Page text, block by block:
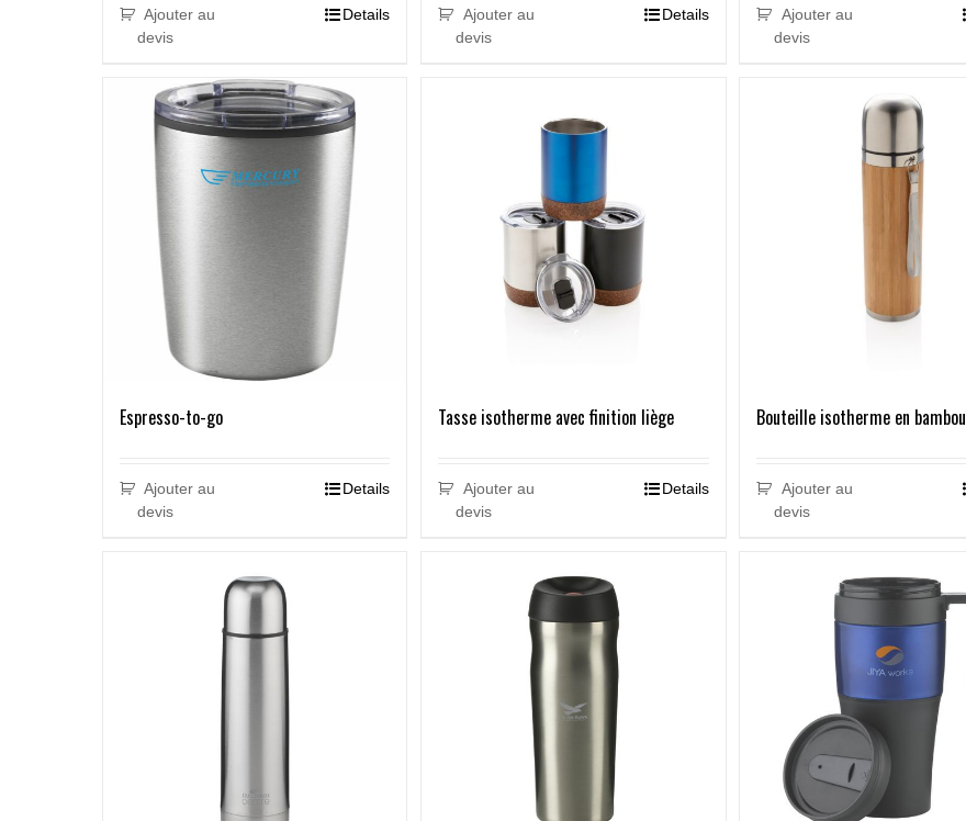
Ajouter au
devis
Details
Ajouter au
devis
Details
Ajouter au
devis
Espresso-to-go
Ajouter au
devis
Details
Tasse isotherme avec finition liège
Ajouter au
devis
Details
Bouteille isotherme en bambou
Ajouter au
devis